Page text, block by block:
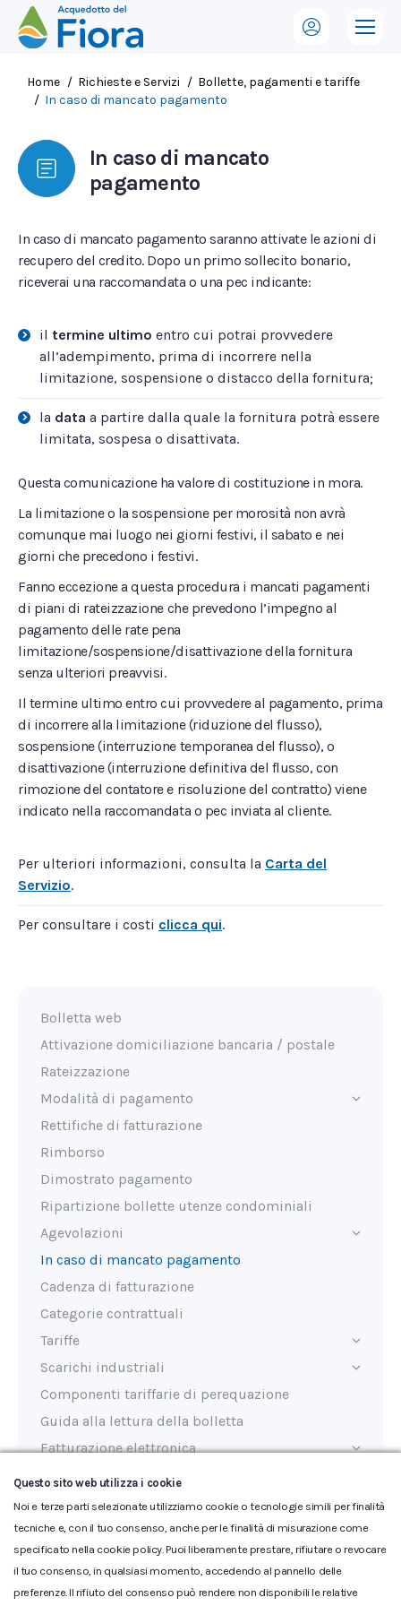
Tu sei qui:
Home Richieste e Servizi
Bollette, pagamenti e tariffe
In caso di mancato pagamento
In caso di mancato
pagamento
In caso di mancato pagamento saranno attivate le azioni di
recupero del credito. Dopo un primo sollecito bonario,
riceverai una raccomandata o una pec indicante:
il termine ultimo entro cui potrai provvedere
all’adempimento, prima di incorrere nella
limitazione, sospensione o distacco della fornitura;
la data a partire dalla quale la fornitura potrà essere
limitata, sospesa o disattivata.
Questa comunicazione ha valore di costituzione in mora.
La limitazione o la sospensione per morosità non avrà
comunque mai luogo nei giorni festivi, il sabato e nei
giorni che precedono i festivi.
Fanno eccezione a questa procedura i mancati pagamenti
di piani di rateizzazione che prevedono l’impegno al
pagamento delle rate pena
limitazione/sospensione/disattivazione della fornitura
senza ulteriori preavvisi.
Il termine ultimo entro cui provvedere al pagamento, prima
di incorrere alla limitazione (riduzione del flusso),
sospensione (interruzione temporanea del flusso), o
disattivazione (interruzione definitiva del flusso, con
rimozione del contatore e risoluzione del contratto) viene
indicato nella raccomandata o pec inviata al cliente.
Per ulteriori informazioni, consulta la Carta del
Servizio.
Per consultare i costi clicca qui.
Bolletta web
Attivazione domiciliazione bancaria / postale
Rateizzazione
Modalità di pagamento
Rettifiche di fatturazione
Rimborso
Dimostrato pagamento
Ripartizione bollette utenze condominiali
Agevolazioni
In caso di mancato pagamento
Cadenza di fatturazione
Categorie contrattuali
Tariffe
Scarichi industriali
Componenti tariffarie di perequazione
Guida alla lettura della bolletta
Fatturazione elettronica
Questo sito web utilizza i cookie
Noi e terze parti selezionate utilizziamo cookie o tecnologie simili per finalità
tecniche e, con il tuo consenso, anche per le finalità di misurazione come
specificato nella cookie policy. Puoi liberamente prestare, rifiutare o revocare
il tuo consenso, in qualsiasi momento, accedendo al pannello delle
preferenze. Il rifiuto del consenso può rendere non disponibili le relative